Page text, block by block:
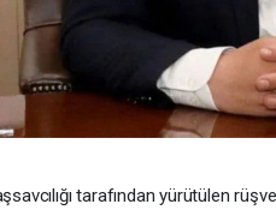
tarafından yürütülen